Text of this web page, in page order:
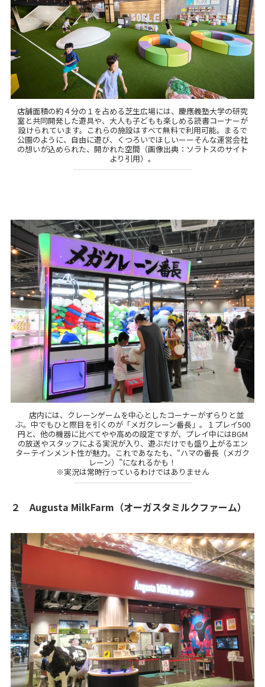
店舗面積の約４分の１を占める芝生広場には、慶應義塾大学の研究
室と共同開発した遊具や、大人も子どもも楽しめる読書コーナーが
設けられています。これらの施設はすべて無料で利用可能。まるで
公園のように、自由に遊び、くつろいでほしいーーそんな運営会社
の想いが込められた、開かれた空間（画像出典：ソラトスのサイト
より引用）。
店内には、クレーンゲームを中心としたコーナーがずらりと並
ぶ。中でもひと際目を引くのが「メガクレーン番長」。１プレイ500
円と、他の機器に比べてやや高めの設定ですが、プレイ中にはBGM
の放送やスタッフによる実況が入り、遊ぶだけでも盛り上がるエン
ターテインメント性が魅力。これであなたも、“ハマの番長（メガク
レーン）”になれるかも！
※実況は常時行っているわけではありません
２ Augusta MilkFarm（オーガスタミルクファーム）